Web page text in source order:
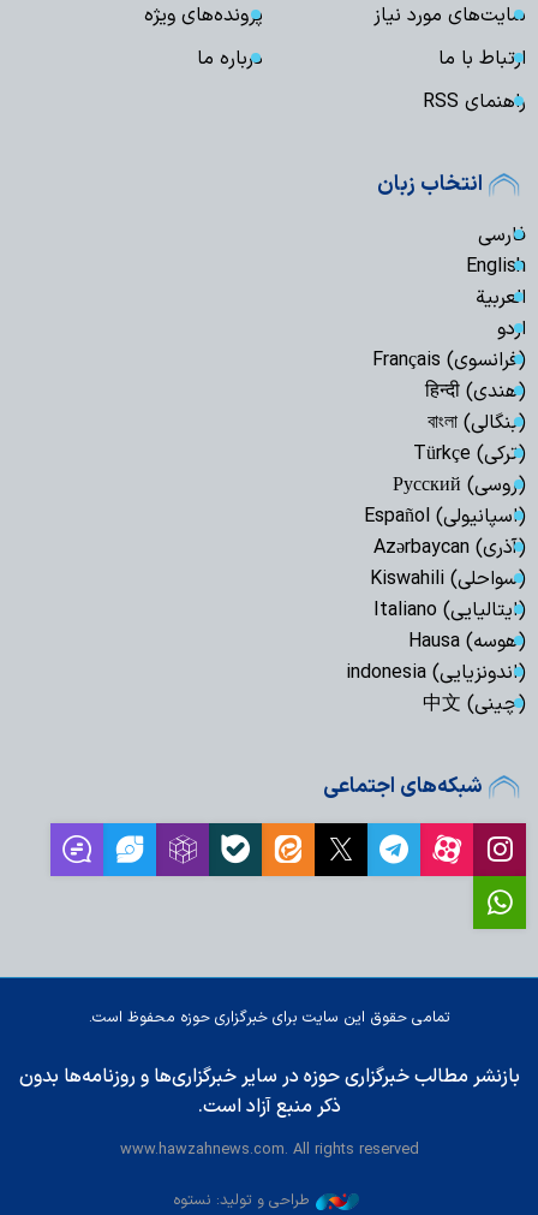
سایت‌های مورد نیاز
پرونده‌های ویژه
ارتباط با ما
درباره ما
راهنمای RSS
انتخاب زبان
فارسی
English
العربیة
اردو
(فرانسوی) Français
(هندی) हिन्दी
(بنگالی) বাংলা
(ترکی) Türkçe
(روسی) Русский
(اسپانیولی) Español
(آذری) Azərbaycan
(سواحلی) Kiswahili
(ایتالیایی) Italiano
(هوسه) Hausa
(اندونزیایی) indonesia
(چینی) 中文
شبکه‌های اجتماعی
تمامی حقوق این سایت برای خبرگزاری حوزه محفوظ است.
بازنشر مطالب خبرگزاری حوزه در سایر خبرگزاری‌ها و روزنامه‌ها بدون
ذکر منبع آزاد است.
www.hawzahnews.com. All rights reserved
طراحی و تولید: نستوه